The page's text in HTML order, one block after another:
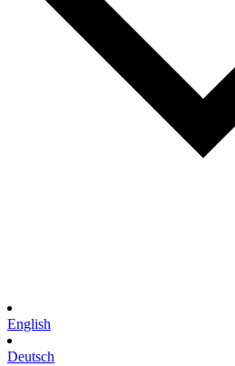
English
Deutsch